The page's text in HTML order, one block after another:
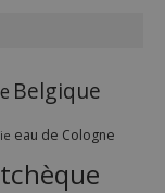
Belgique
eau de Cologne